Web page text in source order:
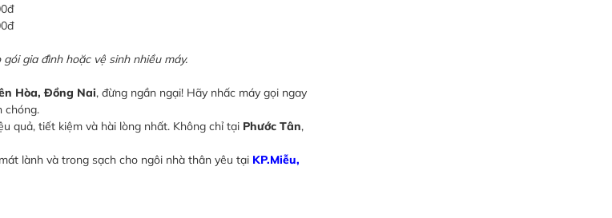
gia đình hoặc vệ sinh nhiều máy.
Hòa, Đồng Nai, đừng ngần ngại! Hãy nhấc máy gọi ngay
chóng.
quả, tiết kiệm và hài lòng nhất. Không chỉ tại Phước Tân,
lành và trong sạch cho ngôi nhà thân yêu tại KP.Miễu,